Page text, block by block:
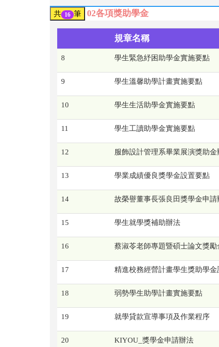
共 16 筆 02各項獎助學金
規章名稱
8 學生緊急紓困助學金實施要點
9 學生溫馨助學計畫實施要點
10 學生生活助學金實施要點
11 學生工讀助學金實施要點
12 服飾設計管理系畢業展演獎助金
13 學業成績優良獎學金設置要點
14 故榮譽董事長張良田獎學金申
15 學生就學獎補助辦法
16 蔡淑苓老師專題暨碩士論文獎
17 精進校務經營計畫學生獎助學金
18 弱勢學生助學計畫實施要點
19 就學貸款宣導事項及作業程序
20 KIYOU_獎學金申請辦法